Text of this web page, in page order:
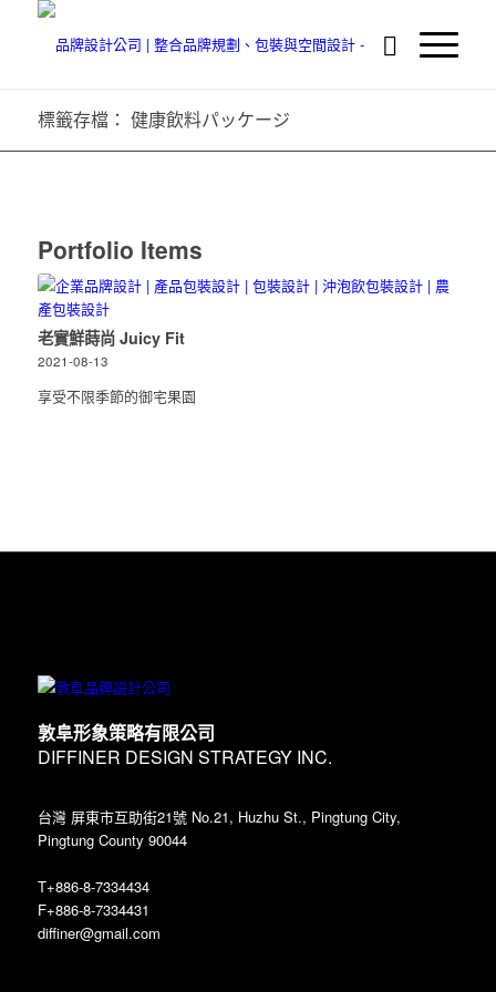
標籤存檔： 健康飲料パッケージ
Portfolio Items
老實鮮蒔尚 Juicy Fit
2021-08-13
享受不限季節的御宅果園
敦阜形象策略有限公司
DIFFINER DESIGN STRATEGY INC.
台灣 屏東市互助街21號 No.21, Huzhu St., Pingtung City,
Pingtung County 90044
T+886-8-7334434
F+886-8-7334431
diffiner@gmail.com